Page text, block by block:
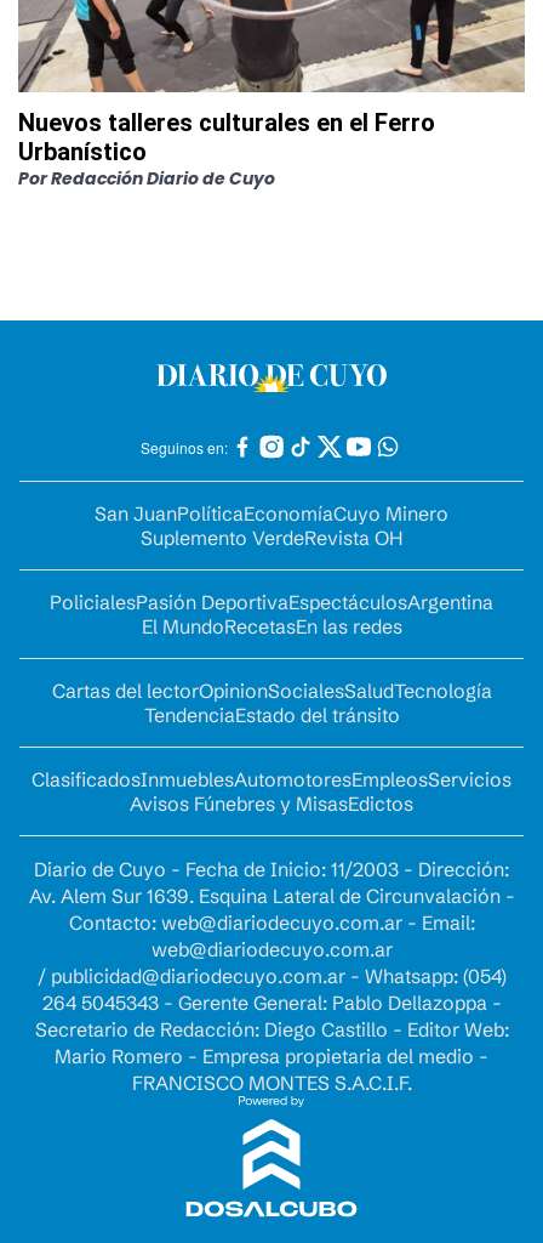
Nuevos talleres culturales en el Ferro
Urbanístico
PorRedacción Diario de Cuyo
Seguinos en:
San JuanPolíticaEconomíaCuyo Minero
Suplemento VerdeRevista OH
PolicialesPasión DeportivaEspectáculosArgentina
El MundoRecetasEn las redes
Cartas del lectorOpinionSocialesSaludTecnología
TendenciaEstado del tránsito
ClasificadosInmueblesAutomotoresEmpleosServicios
Avisos Fúnebres y MisasEdictos
Diario de Cuyo - Fecha de Inicio: 11/2003 - Dirección:
Av. Alem Sur 1639. Esquina Lateral de Circunvalación -
Contacto: web@diariodecuyo.com.ar- Email:
web@diariodecuyo.com.ar
/ publicidad@diariodecuyo.com.ar- Whatsapp: (054)
264 5045343 - Gerente General: Pablo Dellazoppa -
Secretario de Redacción: Diego Castillo - Editor Web:
Mario Romero - Empresa propietaria del medio -
FRANCISCO MONTES S.A.C.I.F.